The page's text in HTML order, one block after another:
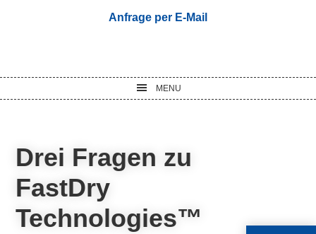
Anfrage per E-Mail
MENU
Drei Fragen zu
FastDry
Technologies™